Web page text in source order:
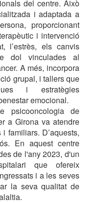
del centre. Això
i adaptada a
proporcionant
i intervenció
l’estrès, els canvis
dol vinculades al
A més, incorpora
grupal, i tallers que
i estratègies
emocional.
psicooncologia de
a Girona va atendre
familiars. D’aquests,
En aquest centre
de l'any 2023, d'un
que ofereix
i a les seves
la seva qualitat de